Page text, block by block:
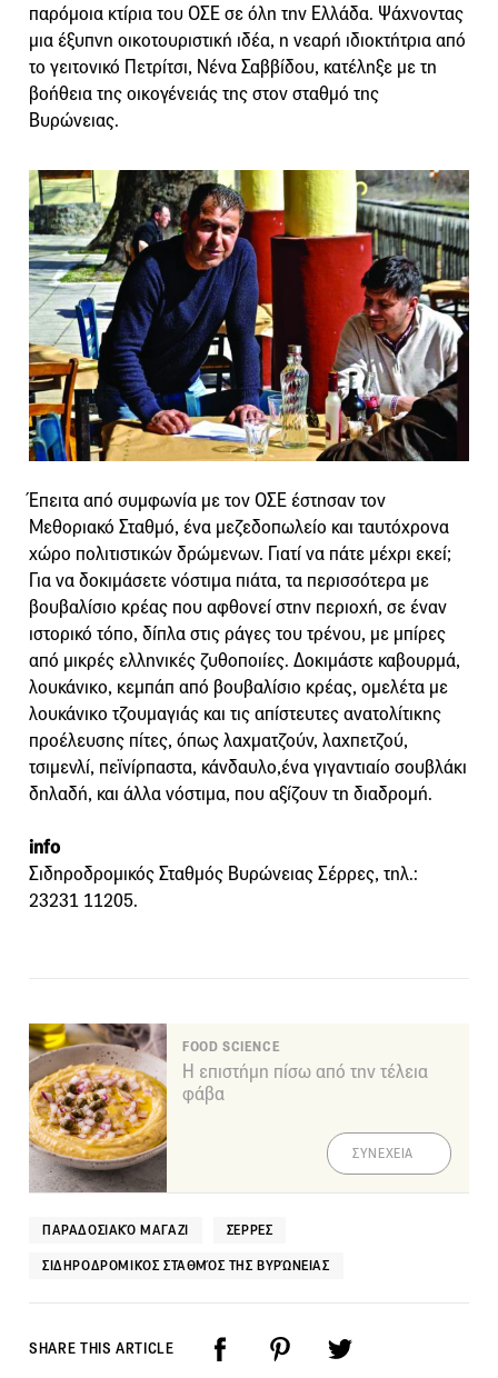
παρόμοια κτίρια του ΟΣΕ σε όλη την Ελλάδα. Ψάχνοντας
μια έξυπνη οικοτουριστική ιδέα, η νεαρή ιδιοκτήτρια από
το γειτονικό Πετρίτσι, Νένα Σαββίδου, κατέληξε με τη
βοήθεια της οικογένειάς της στον σταθμό της
Βυρώνειας.
Έπειτα από συμφωνία με τον ΟΣΕ έστησαν τον
Μεθοριακό Σταθμό, ένα μεζεδοπωλείο και ταυτόχρονα
χώρο πολιτιστικών δρώμενων. Γιατί να πάτε μέχρι εκεί;
Για να δοκιμάσετε νόστιμα πιάτα, τα περισσότερα με
βουβαλίσιο κρέας που αφθονεί στην περιοχή, σε έναν
ιστορικό τόπο, δίπλα στις ράγες του τρένου, με μπίρες
από μικρές ελληνικές ζυθοποιίες. Δοκιμάστε καβουρμά,
λουκάνικο, κεμπάπ από βουβαλίσιο κρέας, ομελέτα με
λουκάνικο τζουμαγιάς και τις απίστευτες ανατολίτικης
προέλευσης πίτες, όπως λαχματζούν, λαχπετζού,
τσιμενλί, πεϊνίρπαστα, κάνδαυλο,ένα γιγαντιαίο σουβλάκι
δηλαδή, και άλλα νόστιμα, που αξίζουν τη διαδρομή.
info
Σιδηροδρομικός Σταθμός Βυρώνειας Σέρρες, τηλ.:
23231 11205.
FOOD SCIENCE
Η επιστήμη πίσω από την τέλεια
φάβα
ΣΥΝΕΧΕΙΑ
ΠΑΡΑΔΟΣΙΑΚΌ ΜΑΓΑΖΊ ΣΈΡΡΕΣ
ΣΙΔΗΡΟΔΡΟΜΙΚΌΣ ΣΤΑΘΜΌΣ ΤΗΣ ΒΥΡΏΝΕΙΑΣ
SHARE THIS ARTICLE